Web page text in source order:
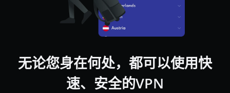
无论您身在何处，都可以使用快
速、安全的VPN